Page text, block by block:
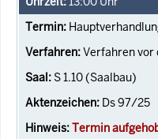
Verfahren vor
S 1.10 (Saalbau)
Ds 97/25
Termin